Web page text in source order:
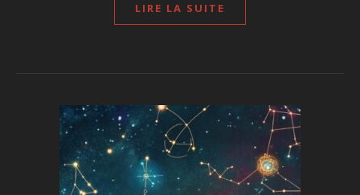
LIRE LA SUITE